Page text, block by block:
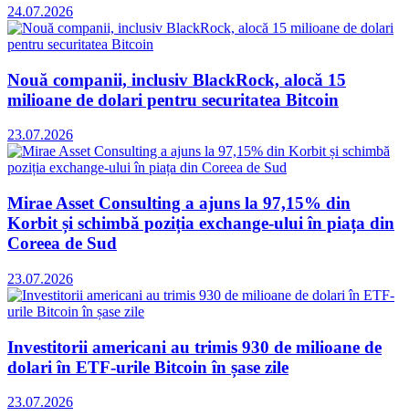
24.07.2026
Nouă companii, inclusiv BlackRock, alocă 15
milioane de dolari pentru securitatea Bitcoin
23.07.2026
Mirae Asset Consulting a ajuns la 97,15% din
Korbit și schimbă poziția exchange-ului în piața din
Coreea de Sud
23.07.2026
Investitorii americani au trimis 930 de milioane de
dolari în ETF-urile Bitcoin în șase zile
23.07.2026